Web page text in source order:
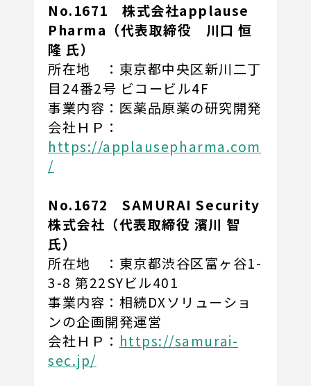
No.1671 株式会社applause
Pharma（代表取締役 川口 恒
隆 氏）
所在地 ：東京都中央区新川二丁
目24番2号 ビコービル4F
事業内容：医薬品原薬の研究開発
会社ＨＰ：
https://applausepharma.com
/
No.1672 SAMURAI Security
株式会社（代表取締役 濱川 智
氏）
所在地 ：東京都渋谷区富ヶ谷1-
3-8 第22SYビル401
事業内容：相続DXソリューショ
ンの企画開発運営
会社ＨＰ： https://samurai-
sec.jp/